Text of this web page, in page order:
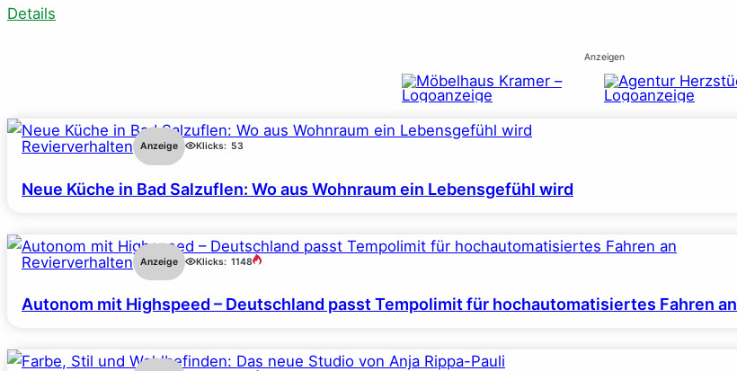
Details
Anzeigen
Revierverhalten Anzeige Klicks: 53
Neue Küche in Bad Salzuflen: Wo aus Wohnraum ein Lebensgefühl wird
Revierverhalten Anzeige Klicks: 1148
Autonom mit Highspeed – Deutschland passt Tempolimit für hochautomatisiertes Fahren an